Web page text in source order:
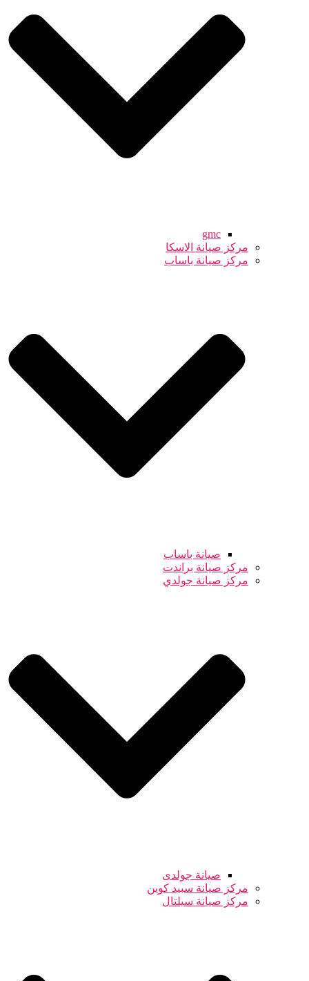
gmc
مركز صيانة الاسكا
مركز صيانة باساب
صيانة باساب
مركز صيانة براندت
مركز صيانة جولدي
صيانة جولدى
مركز صيانة سبيد كوين
مركز صيانة سيلتال